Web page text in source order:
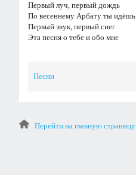
Первый луч, первый дождь
По весеннему Арбату ты идёшь
Первый звук, первый снег
Эта песня о тебе и обо мне
Песни
Перейти на главную страницу